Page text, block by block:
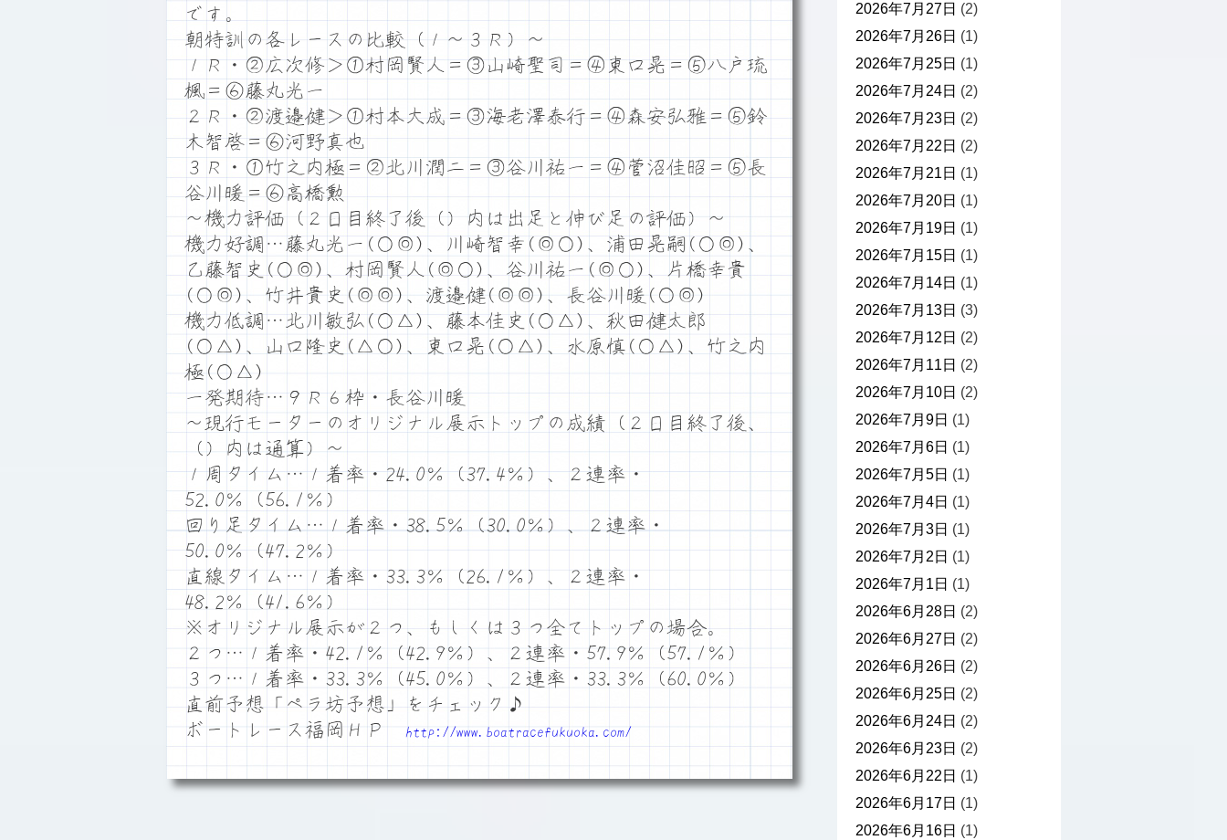
です。
朝特訓の各レースの比較（１～３Ｒ）～
１Ｒ・②広次修＞①村岡賢人＝③山崎聖司＝④東口晃＝⑤八戸琉
楓＝⑥藤丸光一
２Ｒ・②渡邉健＞①村本大成＝③海老澤泰行＝④森安弘雅＝⑤鈴
木智啓＝⑥河野真也
３Ｒ・①竹之内極＝②北川潤二＝③谷川祐一＝④菅沼佳昭＝⑤長
谷川暖＝⑥高橋勲
～機力評価（２日目終了後（）内は出足と伸び足の評価）～
機力好調…藤丸光一(○◎)、川崎智幸(◎○)、浦田晃嗣(○◎)、
乙藤智史(○◎)、村岡賢人(◎○)、谷川祐一(◎○)、片橋幸貴
(○◎)、竹井貴史(◎◎)、渡邉健(◎◎)、長谷川暖(○◎)
機力低調…北川敏弘(○△)、藤本佳史(○△)、秋田健太郎
(○△)、山口隆史(△○)、東口晃(○△)、水原慎(○△)、竹之内
極(○△)
一発期待…９Ｒ６枠・長谷川暖
～現行モーターのオリジナル展示トップの成績（２日目終了後、
（）内は通算）～
１周タイム…１着率・24.0％（37.4％）、２連率・
52.0％（56.1％）
回り足タイム…１着率・38.5％（30.0％）、２連率・
50.0％（47.2％）
直線タイム…１着率・33.3％（26.1％）、２連率・
48.2％（41.6％）
※オリジナル展示が２つ、もしくは３つ全てトップの場合。
２つ…１着率・42.1％（42.9％）、２連率・57.9％（57.1％）
３つ…１着率・33.3％（45.0％）、２連率・33.3％（60.0％）
直前予想「ペラ坊予想」をチェック♪
ボートレース福岡ＨＰ
http://www.boatracefukuoka.com/
2026年7月27日 (2)
2026年7月26日 (1)
2026年7月25日 (1)
2026年7月24日 (2)
2026年7月23日 (2)
2026年7月22日 (2)
2026年7月21日 (1)
2026年7月20日 (1)
2026年7月19日 (1)
2026年7月15日 (1)
2026年7月14日 (1)
2026年7月13日 (3)
2026年7月12日 (2)
2026年7月11日 (2)
2026年7月10日 (2)
2026年7月9日 (1)
2026年7月6日 (1)
2026年7月5日 (1)
2026年7月4日 (1)
2026年7月3日 (1)
2026年7月2日 (1)
2026年7月1日 (1)
2026年6月28日 (2)
2026年6月27日 (2)
2026年6月26日 (2)
2026年6月25日 (2)
2026年6月24日 (2)
2026年6月23日 (2)
2026年6月22日 (1)
2026年6月17日 (1)
2026年6月16日 (1)